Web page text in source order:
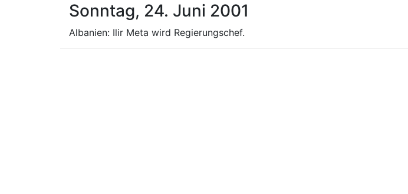
Sonntag, 24. Juni 2001
Albanien: Ilir Meta wird Regierungschef.